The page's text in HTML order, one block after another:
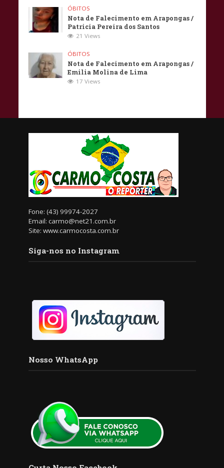
ÓBITOS
Nota de Falecimento em Arapongas /
Patricia Pereira dos Santos
21 Views
ÓBITOS
Nota de Falecimento em Arapongas /
Emilia Molina de Lima
17 Views
Fone: (43) 99974-2027
Email: carmo@net21.com.br
Site: www.carmocosta.com.br
Siga-nos no Instagram
Nosso WhatsApp